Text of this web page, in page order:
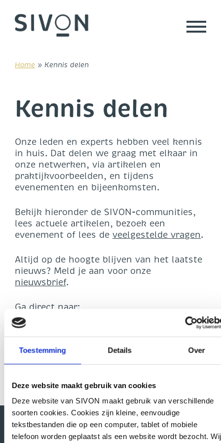
Toestemming Details Over
Deze website maakt gebruik van cookies
Deze website van SIVON maakt gebruik van verschillende
soorten cookies. Cookies zijn kleine, eenvoudige
tekstbestanden die op een computer, tablet of mobiele
telefoon worden geplaatst als een website wordt bezocht. Wij
content
Home » Kennis delen
Kennis delen
Onze leden en experts hebben veel kennis
in huis. Dat delen we graag met elkaar in
onze netwerken, via artikelen en
praktijkvoorbeelden, en tijdens
evenementen en bijeenkomsten.
Bekijk hieronder de SIVON-communities,
lees actuele artikelen, bezoek een
evenement of lees de veelgestelde vragen.
Altijd op de hoogte blijven van het laatste
nieuws? Meld je aan voor onze
nieuwsbrief.
Ga direct naar:
Button